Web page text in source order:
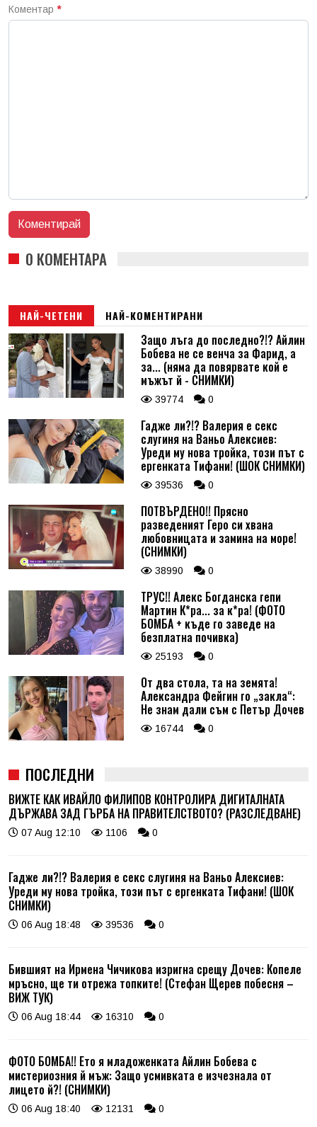
Коментар *
0 КОМЕНТАРА
НАЙ-ЧЕТЕНИ НАЙ-КОМЕНТИРАНИ
Защо лъга до последно?!? Айлин
Бобева не се венча за Фарид, а
за... (няма да повярвате кой е
мъжът й - СНИМКИ)
39774 0
Гадже ли?!? Валерия е секс
слугиня на Ваньо Алексиев:
Уреди му нова тройка, този път с
ергенката Тифани! (ШОК СНИМКИ)
39536 0
ПОТВЪРДЕНО!! Прясно
разведеният Геро си хвана
любовницата и замина на море!
(СНИМКИ)
38990 0
ТРУС!! Алекс Богданска гепи
Мартин К*ра... за к*ра! (ФОТО
БОМБА + къде го заведе на
безплатна почивка)
25193 0
От два стола, та на земята!
Александра Фейгин го „закла“:
Не знам дали съм с Петър Дочев
16744 0
ПОСЛЕДНИ
ВИЖТЕ КАК ИВАЙЛО ФИЛИПОВ КОНТРОЛИРА ДИГИТАЛНАТА
ДЪРЖАВА ЗАД ГЪРБА НА ПРАВИТЕЛСТВОТО? (РАЗСЛЕДВАНЕ)
07 Aug 12:10 1106 0
Гадже ли?!? Валерия е секс слугиня на Ваньо Алексиев:
Уреди му нова тройка, този път с ергенката Тифани! (ШОК
СНИМКИ)
06 Aug 18:48 39536 0
Бившият на Ирмена Чичикова изригна срещу Дочев: Копеле
мръсно, ще ти отрежа топките! (Стефан Щерев побесня –
ВИЖ ТУК)
06 Aug 18:44 16310 0
ФОТО БОМБА!! Ето я младоженката Айлин Бобева с
мистериозния й мъж: Защо усмивката е изчезнала от
лицето й?! (СНИМКИ)
06 Aug 18:40 12131 0